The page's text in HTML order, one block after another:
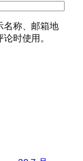
名称、邮箱地
时使用。